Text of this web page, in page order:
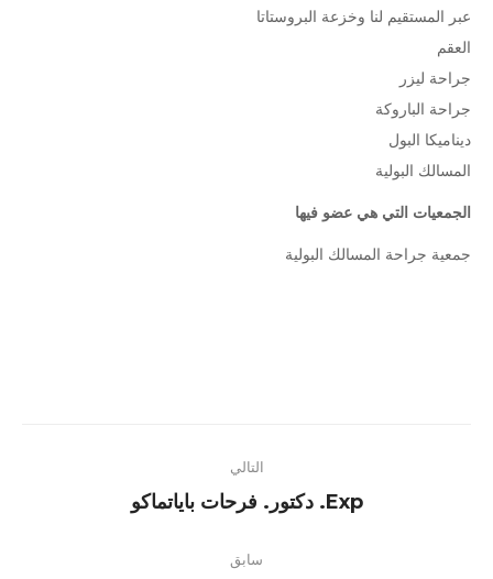
عبر المستقيم لنا وخزعة البروستاتا
العقم
جراحة ليزر
جراحة الباروكة
ديناميكا البول
المسالك البولية
الجمعيات التي هي عضو فيها
جمعية جراحة المسالك البولية
سابق
التالي
Next
Exp. دكتور. فرحات باياتماكو